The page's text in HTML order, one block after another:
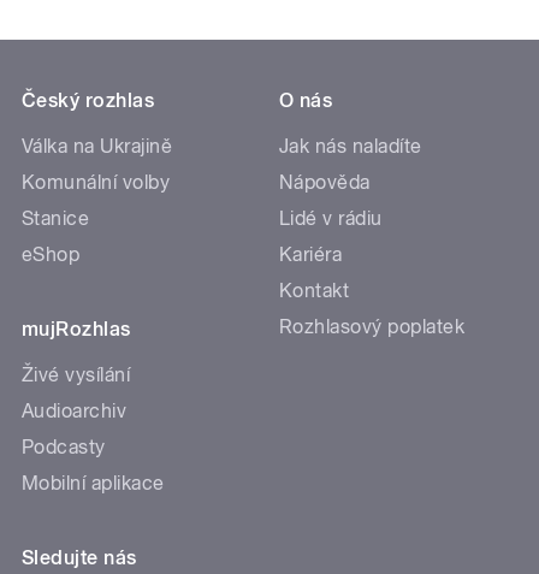
Český rozhlas
Válka na Ukrajině
Komunální volby
Stanice
eShop
mujRozhlas
Živé vysílání
Audioarchiv
Podcasty
Mobilní aplikace
O nás
Jak nás naladíte
Nápověda
Lidé v rádiu
Kariéra
Kontakt
Rozhlasový poplatek
Sledujte nás